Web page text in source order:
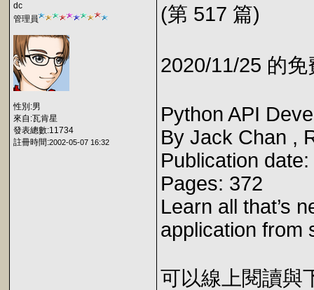
dc
管理員
性別:男
來自:瓦肯星
發表總數:11734
註冊時間:2002-05-07 16:32
(第 517 篇)
2020/11/25 的
Python API
By Jack Chan ,
Publication
Pages: 372
Learn all that’s
application from
可以線上閱讀與